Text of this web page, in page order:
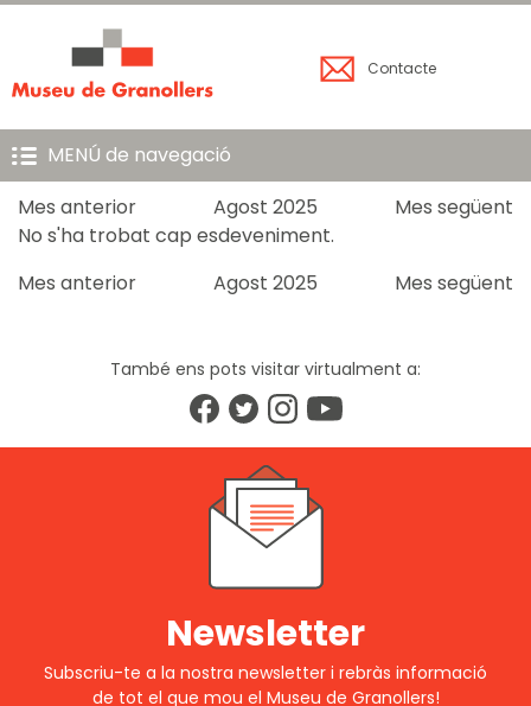
Contacte
MENÚ de navegació
Mes anterior
Mes següent
Agost 2025
No s'ha trobat cap esdeveniment.
Mes anterior
Mes següent
Agost 2025
També ens pots visitar virtualment a:
Newsletter
Subscriu-te a la nostra newsletter i rebràs informació
de tot el que mou el Museu de Granollers!